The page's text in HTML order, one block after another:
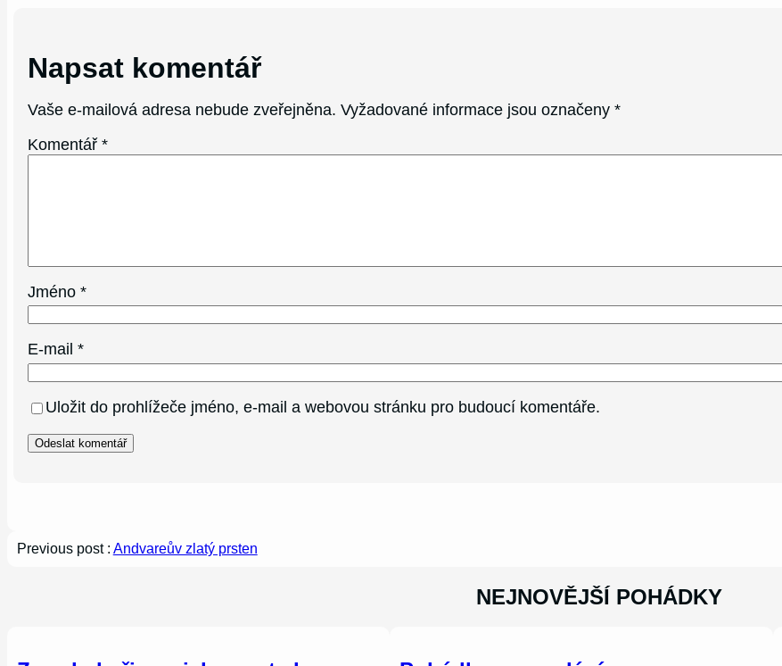
Napsat komentář
Vaše e-mailová adresa nebude zveřejněna. Vyžadované informace jsou označeny*
Komentář*
Jméno*
E-mail*
Uložit do prohlížeče jméno, e-mail a webovou stránku pro budoucí komentáře.
Previous post : Andvareův zlatý prsten
NEJNOVĚJŠÍ POHÁDKY